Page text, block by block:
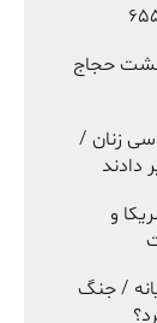
حجاج
زنان /
دادند
و
/ جنگ